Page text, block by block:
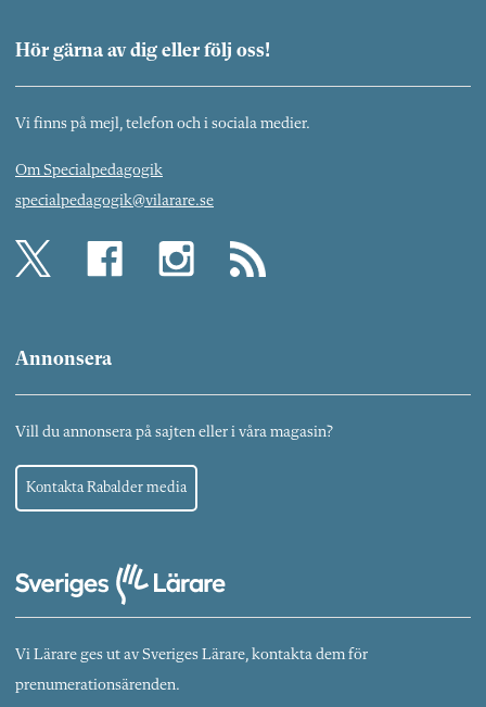
Hör gärna av dig eller följ oss!
Vi finns på mejl, telefon och i sociala medier.
Om Specialpedagogik
specialpedagogik@vilarare.se
Annonsera
Vill du annonsera på sajten eller i våra magasin?
Kontakta Rabalder media
Vi Lärare ges ut av Sveriges Lärare, kontakta dem för
prenumerationsärenden.